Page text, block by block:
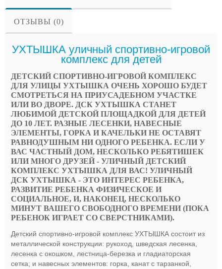
ОТЗЫВЫ (0)
УХТЫШКА уличный спортивно-игровой
комплекс для детей
ДЕТСКИЙ СПОРТИВНО-ИГРОВОЙ КОМПЛЕКС
ДЛЯ УЛИЦЫ УХТЫШКА ОЧЕНЬ ХОРОШО БУДЕТ
СМОТРЕТЬСЯ НА ПРИУСАДЕБНОМ УЧАСТКЕ
ИЛИ ВО ДВОРЕ. ДСК УХТЫШКА СТАНЕТ
ЛЮБИМОЙ ДЕТСКОЙ ПЛОЩАДКОЙ ДЛЯ ДЕТЕЙ
ДО 10 ЛЕТ. РАЗНЫЕ ЛЕСЕНКИ, НАВЕСНЫЕ
ЭЛЕМЕНТЫ, ГОРКА И КАЧЕЛЬКИ НЕ ОСТАВЯТ
РАВНОДУШНЫМ НИ ОДНОГО РЕБЕНКА. ЕСЛИ У
ВАС ЧАСТНЫЙ ДОМ, НЕСКОЛЬКО РЕБЯТИШЕК
ИЛИ МНОГО ДРУЗЕЙ - УЛИЧНЫЙ ДЕТСКИЙ
КОМПЛЕКС УХТЫШКА ДЛЯ ВАС! УЛИЧНЫЙ
ДСК УХТЫШКА - ЭТО ИНТЕРЕС РЕБЕНКА,
РАЗВИТИЕ РЕБЕНКА ФИЗИЧЕСКОЕ И
СОЦИАЛЬНОЕ, И, НАКОНЕЦ, НЕСКОЛЬКО
МИНУТ ВАШЕГО СВОБОДНОГО ВРЕМЕНИ (ПОКА
РЕБЕНОК ИГРАЕТ СО СВЕРСТНИКАМИ).
Детский спортивно-игровой комплекс УХТЫШКА состоит из
металлической конструкции: рукоход, шведская лесенка,
лесенка с окошком, лестница-березка и гладиаторская
сетка; и навесных элементов: горка, канат с тарзанкой,